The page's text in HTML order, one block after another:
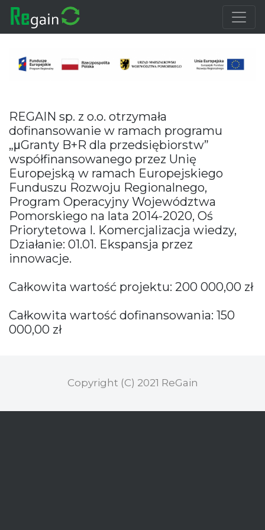
REGAIN sp. z o.o. otrzymała
dofinansowanie w ramach programu
„μGranty B+R dla przedsiębiorstw”
współfinansowanego przez Unię
Europejską w ramach Europejskiego
Funduszu Rozwoju Regionalnego,
Program Operacyjny Województwa
Pomorskiego na lata 2014-2020, Oś
Priorytetowa I. Komercjalizacja wiedzy,
Działanie: 01.01. Ekspansja przez
innowacje.
Całkowita wartość projektu: 200 000,00 zł
Całkowita wartość dofinansowania: 150
000,00 zł
Copyright (C) 2021 ReGain